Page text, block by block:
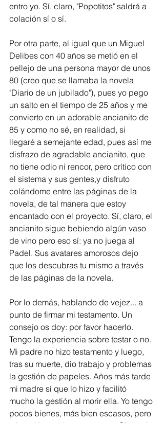
entro yo. Sí, claro, "Popotitos" saldrá a
colación sí o sí.
Por otra parte, al igual que un Miguel
Delibes con 40 años se metió en el
pellejo de una persona mayor de unos
80 (creo que se llamaba la novela
"Diario de un jubilado"), pues yo pego
un salto en el tiempo de 25 años y me
convierto en un adorable ancianito de
85 y como no sé, en realidad, si
llegaré a semejante edad, pues así me
disfrazo de agradable ancianito, que
no tiene odio ni rencor, pero crítico con
el sistema y sus gentes,y disfruto
colándome entre las páginas de la
novela, de tal manera que estoy
encantado con el proyecto. Sí, claro, el
ancianito sigue bebiendo algún vaso
de vino pero eso sí: ya no juega al
Padel. Sus avatares amorosos dejo
que los descubras tu mismo a través
de las páginas de la novela.
Por lo demás, hablando de vejez... a
punto de firmar mi testamento. Un
consejo os doy: por favor hacerlo.
Tengo la experiencia sobre testar o no.
Mi padre no hizo testamento y luego,
tras su muerte, dio trabajo y problemas
la gestión de papeles. Años más tarde
mi madre sí que lo hizo y facilitó
mucho la gestión al morir ella. Yo tengo
pocos bienes, más bien escasos, pero